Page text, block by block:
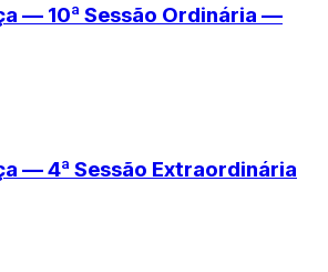
— 10ª Sessão Ordinária —
— 4ª Sessão Extraordinária